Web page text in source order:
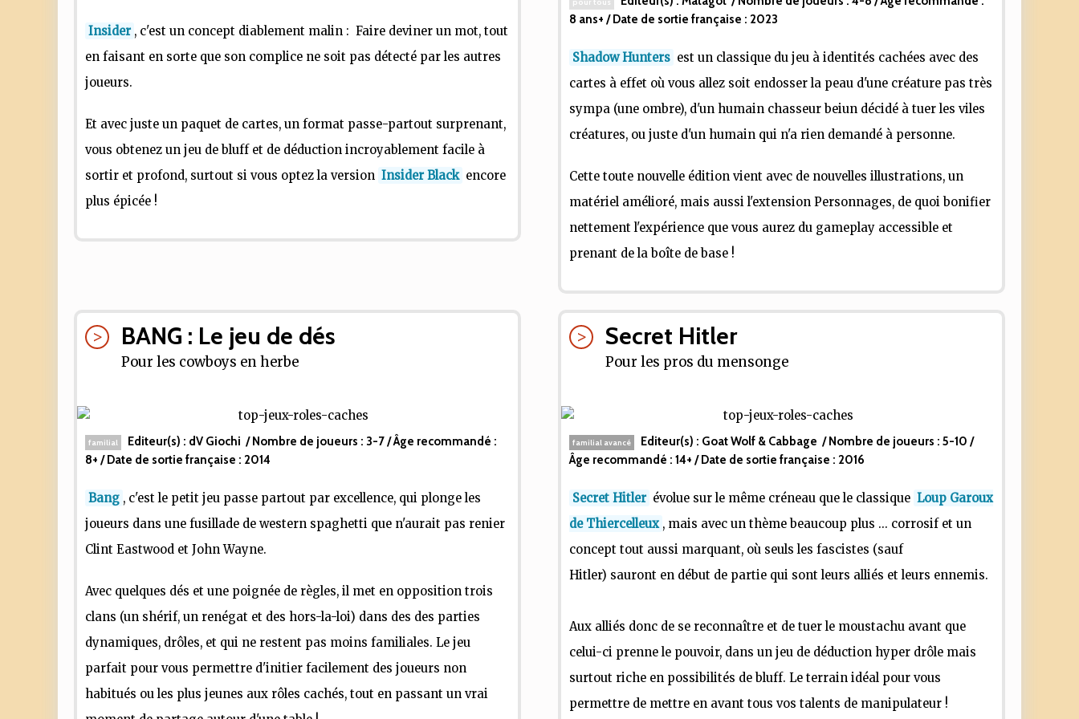
Insider , c'est un concept diablement malin : Faire deviner un mot, tout
en faisant en sorte que son complice ne soit pas détecté par les autres
joueurs.
Et avec juste un paquet de cartes, un format passe-partout surprenant,
vous obtenez un jeu de bluff et de déduction incroyablement facile à
sortir et profond, surtout si vous optez la version Insider Black encore
plus épicée !
pour tous
8 ans+ / Date de sortie française : 2023
Shadow Hunters est un classique du jeu à identités cachées avec des
cartes à effet où vous allez soit endosser la peau d'une créature pas très
sympa (une ombre), d'un humain chasseur beiun décidé à tuer les viles
créatures, ou juste d'un humain qui n'a rien demandé à personne.
Cette toute nouvelle édition vient avec de nouvelles illustrations, un
matériel amélioré, mais aussi l'extension Personnages, de quoi bonifier
nettement l'expérience que vous aurez du gameplay accessible et
prenant de la boîte de base !
BANG : Le jeu de dés
Pour les cowboys en herbe
familial Editeur(s) : dV Giochi / Nombre de joueurs : 3-7/ Âge recommandé :
8+ / Date de sortie française : 2014
Bang , c'est le petit jeu passe partout par excellence, qui plonge les
joueurs dans une fusillade de western spaghetti que n'aurait pas renier
Clint Eastwood et John Wayne.
Avec quelques dés et une poignée de règles, il met en opposition trois
clans (un shérif, un renégat et des hors-la-loi) dans des des parties
dynamiques, drôles, et qui ne restent pas moins familiales. Le jeu
parfait pour vous permettre d'initier facilement des joueurs non
habitués ou les plus jeunes aux rôles cachés, tout en passant un vrai
Secret Hitler
Pour les pros du mensonge
familial avancé Editeur(s) : Goat Wolf & Cabbage / Nombre de joueurs :5-10 /
Âge recommandé :14+ / Date de sortie française : 2016
Secret Hitler évolue sur le même créneau que le classique Loup Garoux
de Thiercelleux , mais avec un thème beaucoup plus ... corrosif et un
concept tout aussi marquant, où seuls les fascistes (sauf
Hitler) sauront en début de partie qui sont leurs alliés et leurs ennemis.
Aux alliés donc de se reconnaître et de tuer le moustachu avant que
celui-ci prenne le pouvoir, dans un jeu de déduction hyper drôle mais
surtout riche en possibilités de bluff. Le terrain idéal pour vous
permettre de mettre en avant tous vos talents de manipulateur !